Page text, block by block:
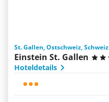
St. Gallen, Ostschweiz, Schweiz
Einstein St. Gallen
Hoteldetails